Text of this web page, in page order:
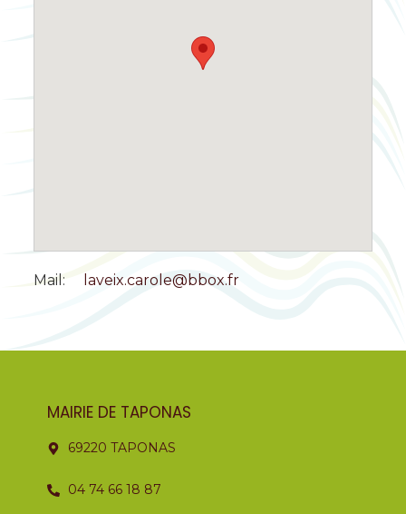
Mail: laveix.carole@bbox.fr
MAIRIE DE TAPONAS
69220 TAPONAS
04 74 66 18 87